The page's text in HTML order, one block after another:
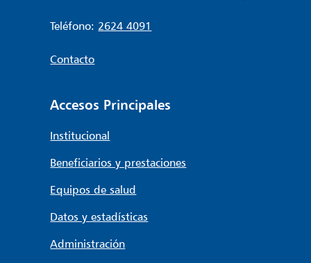
Teléfono: 2624 4091
Contacto
Accesos Principales
Institucional
Beneficiarios y prestaciones
Equipos de salud
Datos y estadísticas
Administración